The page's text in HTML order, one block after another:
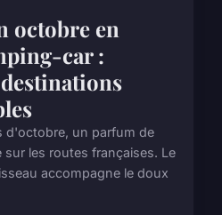
octobre en
car :
d'octobre, un parfum de
les routes françaises. Le
accompagne le doux